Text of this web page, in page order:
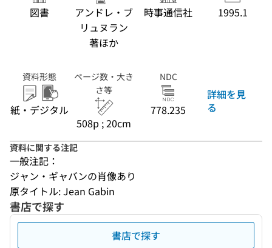
図書
アンドレ・ブ
リュヌラン
著ほか
時事通信社 1995.1
資料形態
紙・デジタル
ページ数・大き
さ等
508p ; 20cm
NDC
778.235
詳細を見
る
資料に関する注記
一般注記：
ジャン・ギャバンの肖像あり
原タイトル: Jean Gabin
書店で探す
書店で探す